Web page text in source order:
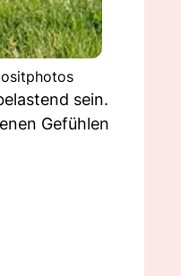
sein.
Gefühlen